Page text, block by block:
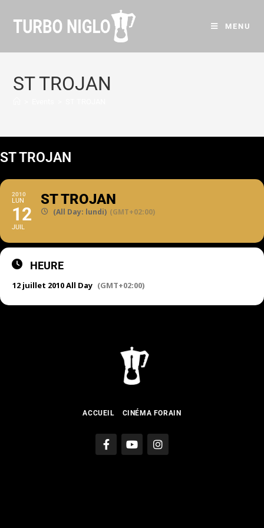
MENU
ST TROJAN
ST TROJAN
2010
LUN
12
JUIL
ST TROJAN
(All Day: lundi) (GMT+02:00)
HEURE
12 juillet 2010 All Day (GMT+02:00)
ACCUEIL CINÉMA FORAIN